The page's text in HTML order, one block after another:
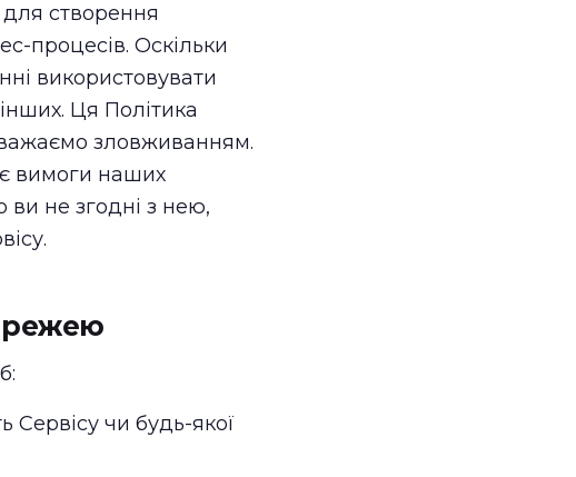
створення
процесів. Оскільки
використовувати
Ця Політика
зловживанням.
вимоги наших
ви не згодні з нею,
Сервісу чи будь-якої